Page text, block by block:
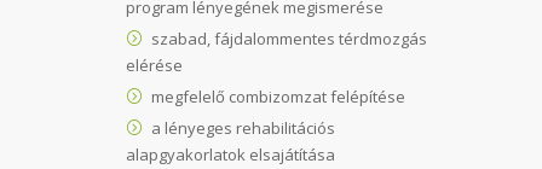
program lényegének megismerése
szabad, fájdalommentes térdmozgás
elérése
megfelelő combizomzat felépítése
a lényeges rehabilitációs
alapgyakorlatok elsajátítása